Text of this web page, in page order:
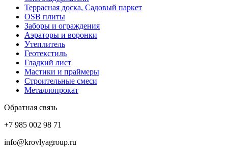
Террасная доска, Садовый паркет
OSB плиты
Заборы и ограждения
Аэраторы и воронки
Утеплитель
Геотекстиль
Гладкий лист
Мастики и праймеры
Строительные смеси
Металлопрокат
Обратная связь
+7 985 002 98 71
info@krovlyagroup.ru